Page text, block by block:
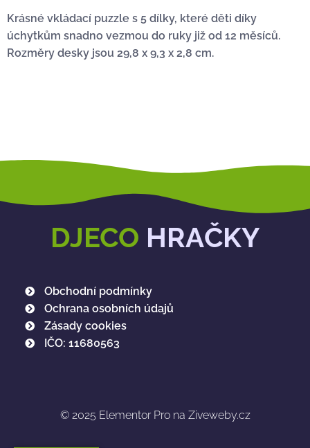
Krásné vkládací puzzle s 5 dílky, které děti díky
úchytkům snadno vezmou do ruky již od 12 měsíců.
Rozměry desky jsou 29,8 x 9,3 x 2,8 cm.
DJECO HRAČKY
Obchodní podmínky
Ochrana osobních údajů
Zásady cookies
IČO: 11680563
© 2025 Elementor Pro na Ziveweby.cz